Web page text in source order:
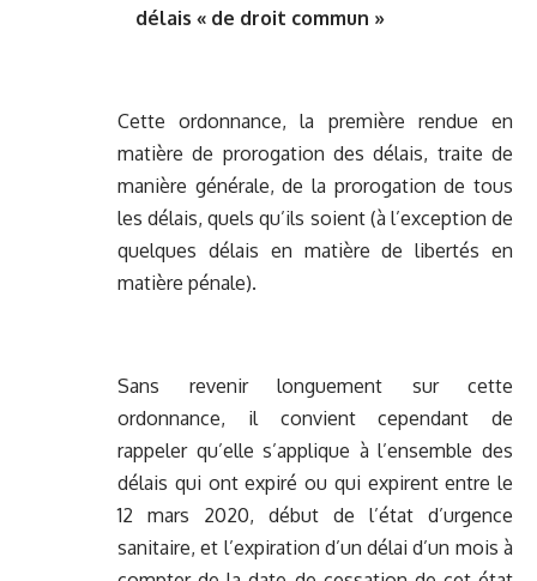
délais « de droit commun »
Cette ordonnance, la première rendue en
matière de prorogation des délais, traite de
manière générale, de la prorogation de tous
les délais, quels qu’ils soient (à l’exception de
quelques délais en matière de libertés en
matière pénale).
Sans revenir longuement sur cette
ordonnance, il convient cependant de
rappeler qu’elle s’applique à l’ensemble des
délais qui ont expiré ou qui expirent entre le
12 mars 2020, début de l’état d’urgence
sanitaire, et l’expiration d’un délai d’un mois à